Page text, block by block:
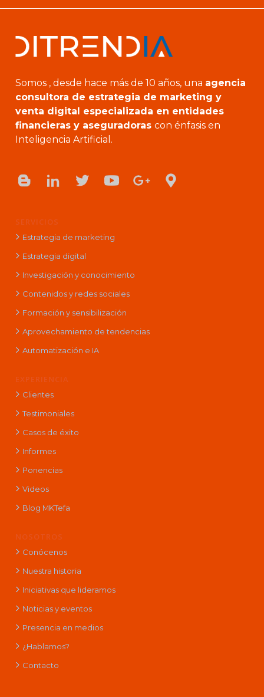
Somos , desde hace más de 10 años, una agencia
consultora de estrategia de marketing y
venta digital especializada en entidades
financieras y aseguradoras con énfasis en
Inteligencia Artificial.
SERVICIOS
Estrategia de marketing
Estrategia digital
Investigación y conocimiento
Contenidos y redes sociales
Formación y sensibilización
Aprovechamiento de tendencias
Automatización e IA
EXPERIENCIA
Clientes
Testimoniales
Casos de éxito
Informes
Ponencias
Videos
Blog MKTefa
NOSOTROS
Conócenos
Nuestra historia
Iniciativas que lideramos
Noticias y eventos
Presencia en medios
¿Hablamos?
Contacto